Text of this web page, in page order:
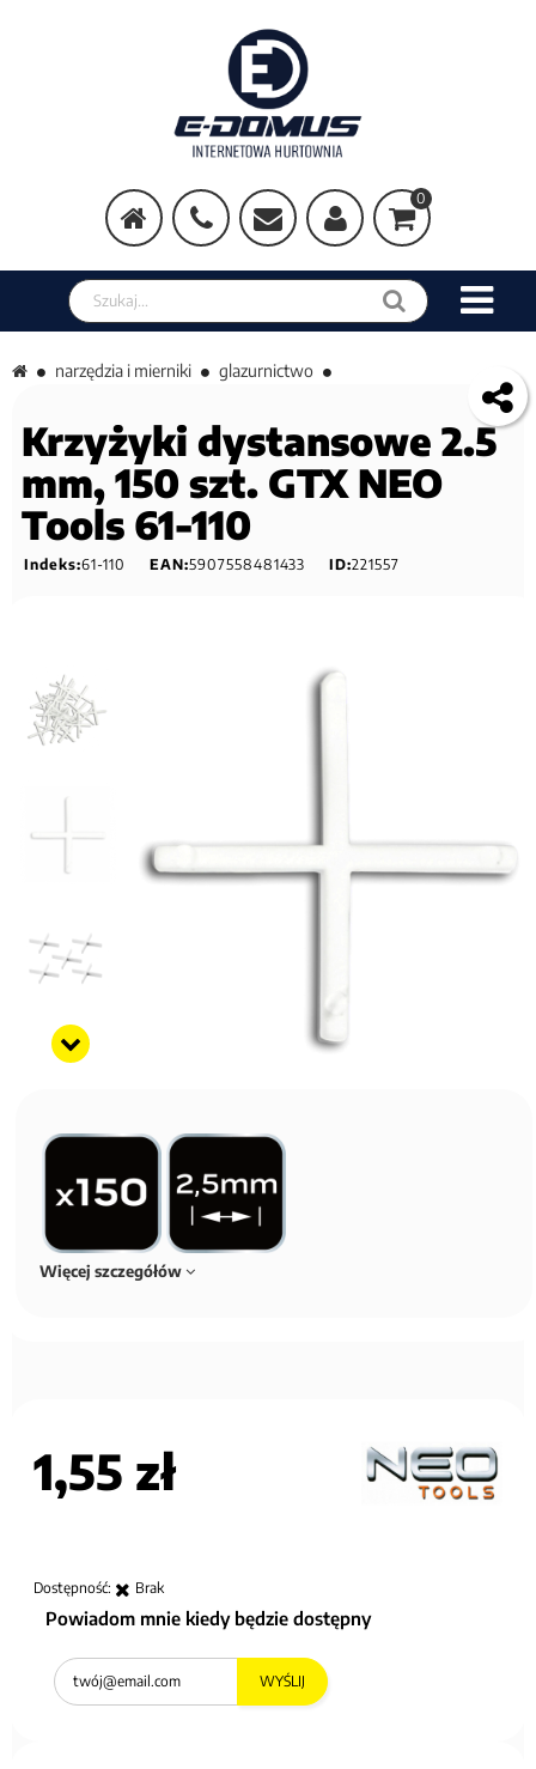
0
Szukaj w sklepie
narzędzia i mierniki glazurnictwo
Krzyżyki dystansowe 2.5
mm, 150 szt. GTX NEO
Tools 61-110
Indeks:61-110 EAN:5907558481433 ID:221557
Więcej szczegółów
1,55 zł
Dostępność: Brak
Powiadom mnie kiedy będzie dostępny
WYŚLIJ